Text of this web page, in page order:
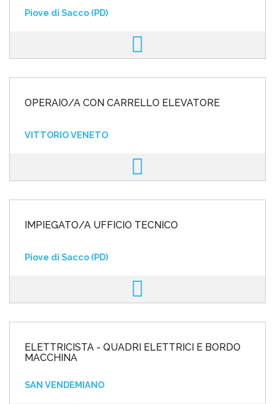
Piove di Sacco (PD)
OPERAIO/A CON CARRELLO ELEVATORE
VITTORIO VENETO
IMPIEGATO/A UFFICIO TECNICO
Piove di Sacco (PD)
ELETTRICISTA - QUADRI ELETTRICI E BORDO
MACCHINA
SAN VENDEMIANO